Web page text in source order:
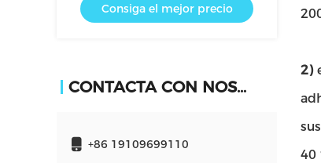
Consiga el mejor precio
CONTACTA CON NOSOTROS
+86 19109699110
2)
40